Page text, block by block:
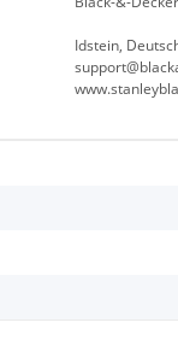
Idstein,